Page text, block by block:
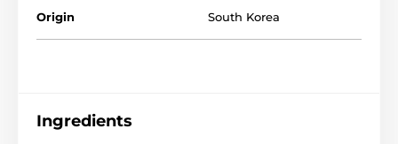
Origin South Korea
Ingredients